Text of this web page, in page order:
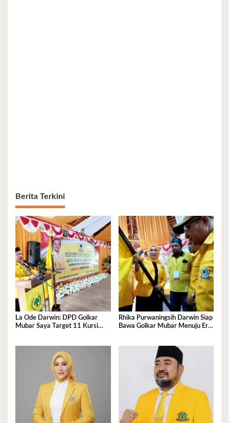
Berita Terkini
La Ode Darwin: DPD Golkar
Mubar Saya Target 11 Kursi
Rhika Purwaningsih Darwin Siap
Bawa Golkar Mubar Menuju Era